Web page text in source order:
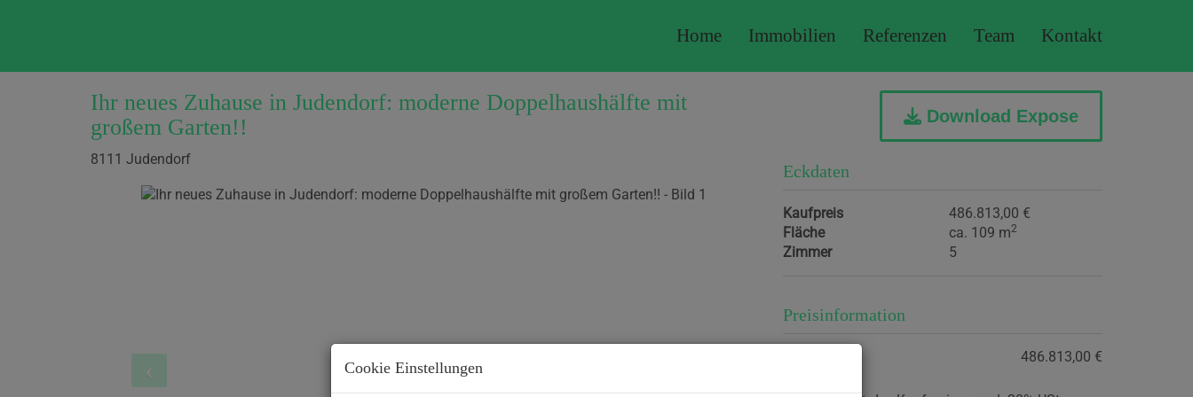
Home Immobilien Referenzen Team Kontakt
Ihr neues Zuhause in Judendorf: moderne Doppelhaushälfte mit
großem Garten!!
8111 Judendorf
Download Expose
Eckdaten
Kaufpreis
486.813,00 €
Fläche
ca. 109 m2
Zimmer 5
Preisinformation
486.813,00 €
Cookie Einstellungen